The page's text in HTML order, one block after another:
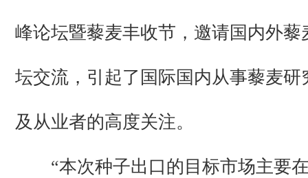
峰论坛暨藜麦丰收节，邀请国内外藜
坛交流，引起了国际国内从事藜麦研
及从业者的高度关注。
“本次种子出口的目标市场主要